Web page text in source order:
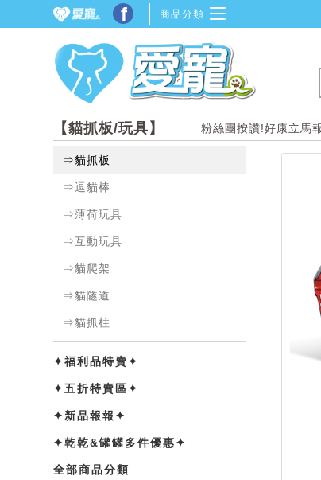
f 商品分類
【貓抓板/玩具】 粉絲團按讚!好康立馬
⇒貓抓板
⇒逗貓棒
⇒薄荷玩具
⇒互動玩具
⇒貓爬架
⇒貓隧道
⇒貓抓柱
✦福利品特賣✦
✦五折特賣區✦
✦新品報報✦
✦乾乾&罐罐多件優惠✦
全部商品分類